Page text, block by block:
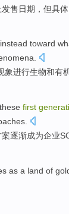
发售日期， 但具体
toward
.
象进行生物和有
these first
逐渐成为企业
as a land of